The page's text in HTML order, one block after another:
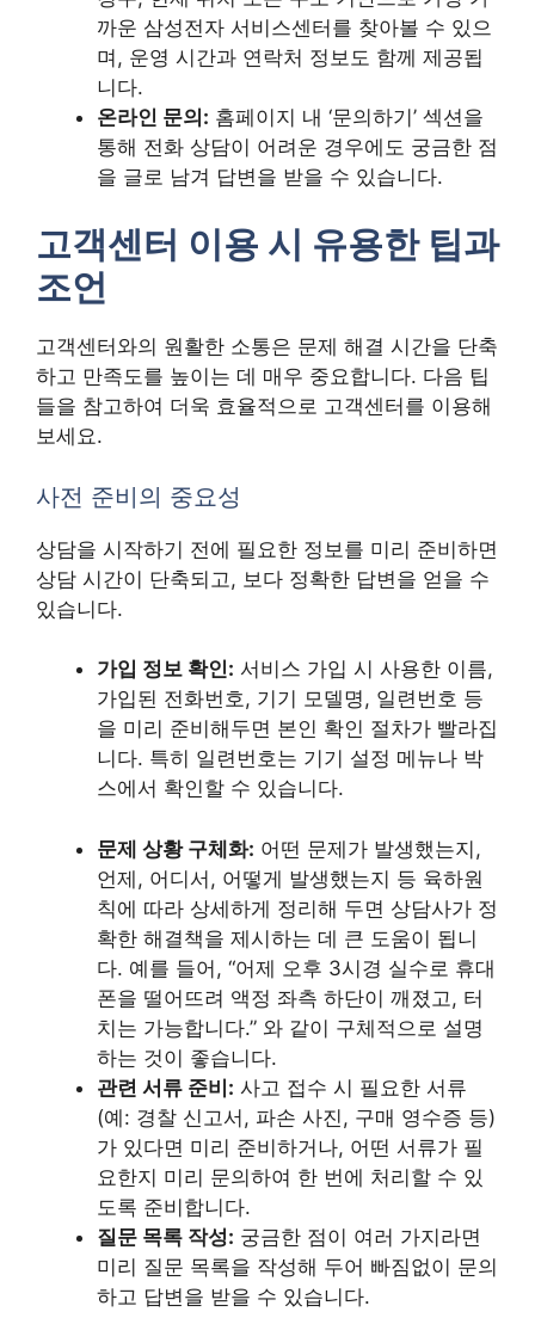
까운 삼성전자 서비스센터를 찾아볼 수 있으
며, 운영 시간과 연락처 정보도 함께 제공됩
니다.
온라인 문의: 홈페이지 내 ‘문의하기’ 섹션을
통해 전화 상담이 어려운 경우에도 궁금한 점
을 글로 남겨 답변을 받을 수 있습니다.
고객센터 이용 시 유용한 팁과
조언
고객센터와의 원활한 소통은 문제 해결 시간을 단축
하고 만족도를 높이는 데 매우 중요합니다. 다음 팁
들을 참고하여 더욱 효율적으로 고객센터를 이용해
보세요.
사전 준비의 중요성
상담을 시작하기 전에 필요한 정보를 미리 준비하면
상담 시간이 단축되고, 보다 정확한 답변을 얻을 수
있습니다.
가입 정보 확인: 서비스 가입 시 사용한 이름,
가입된 전화번호, 기기 모델명, 일련번호 등
을 미리 준비해두면 본인 확인 절차가 빨라집
니다. 특히 일련번호는 기기 설정 메뉴나 박
스에서 확인할 수 있습니다.
문제 상황 구체화: 어떤 문제가 발생했는지,
언제, 어디서, 어떻게 발생했는지 등 육하원
칙에 따라 상세하게 정리해 두면 상담사가 정
확한 해결책을 제시하는 데 큰 도움이 됩니
다. 예를 들어, “어제 오후 3시경 실수로 휴대
폰을 떨어뜨려 액정 좌측 하단이 깨졌고, 터
치는 가능합니다.” 와 같이 구체적으로 설명
하는 것이 좋습니다.
관련 서류 준비: 사고 접수 시 필요한 서류
(예: 경찰 신고서, 파손 사진, 구매 영수증 등)
가 있다면 미리 준비하거나, 어떤 서류가 필
요한지 미리 문의하여 한 번에 처리할 수 있
도록 준비합니다.
질문 목록 작성: 궁금한 점이 여러 가지라면
미리 질문 목록을 작성해 두어 빠짐없이 문의
하고 답변을 받을 수 있습니다.